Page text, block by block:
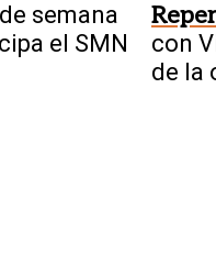
semana
el SMN
con
de la